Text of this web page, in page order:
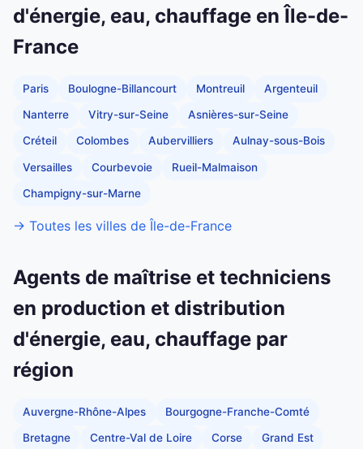
d'énergie, eau, chauffage en Île-de-
France
Paris Boulogne-Billancourt Montreuil Argenteuil
Nanterre Vitry-sur-Seine Asnières-sur-Seine
Créteil Colombes Aubervilliers Aulnay-sous-Bois
Versailles Courbevoie Rueil-Malmaison
Champigny-sur-Marne
→ Toutes les villes de Île-de-France
Agents de maîtrise et techniciens
en production et distribution
d'énergie, eau, chauffage par
région
Auvergne-Rhône-Alpes Bourgogne-Franche-Comté
Bretagne Centre-Val de Loire Corse Grand Est